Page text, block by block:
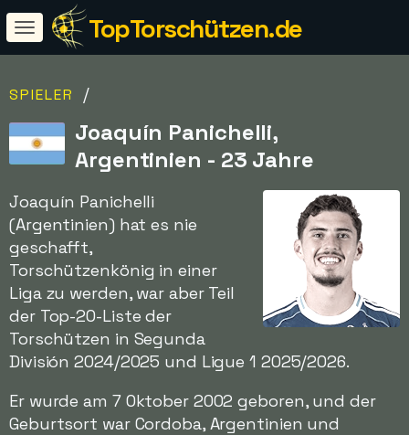
TopTorschützen.de
SPIELER /
Joaquín Panichelli,
Argentinien - 23 Jahre
Joaquín Panichelli
(Argentinien) hat es nie
geschafft,
Torschützenkönig in einer
Liga zu werden, war aber Teil
der Top-20-Liste der
Torschützen in Segunda
División 2024/2025 und Ligue 1 2025/2026.
Er wurde am 7 Oktober 2002 geboren, und der
Geburtsort war Cordoba, Argentinien und